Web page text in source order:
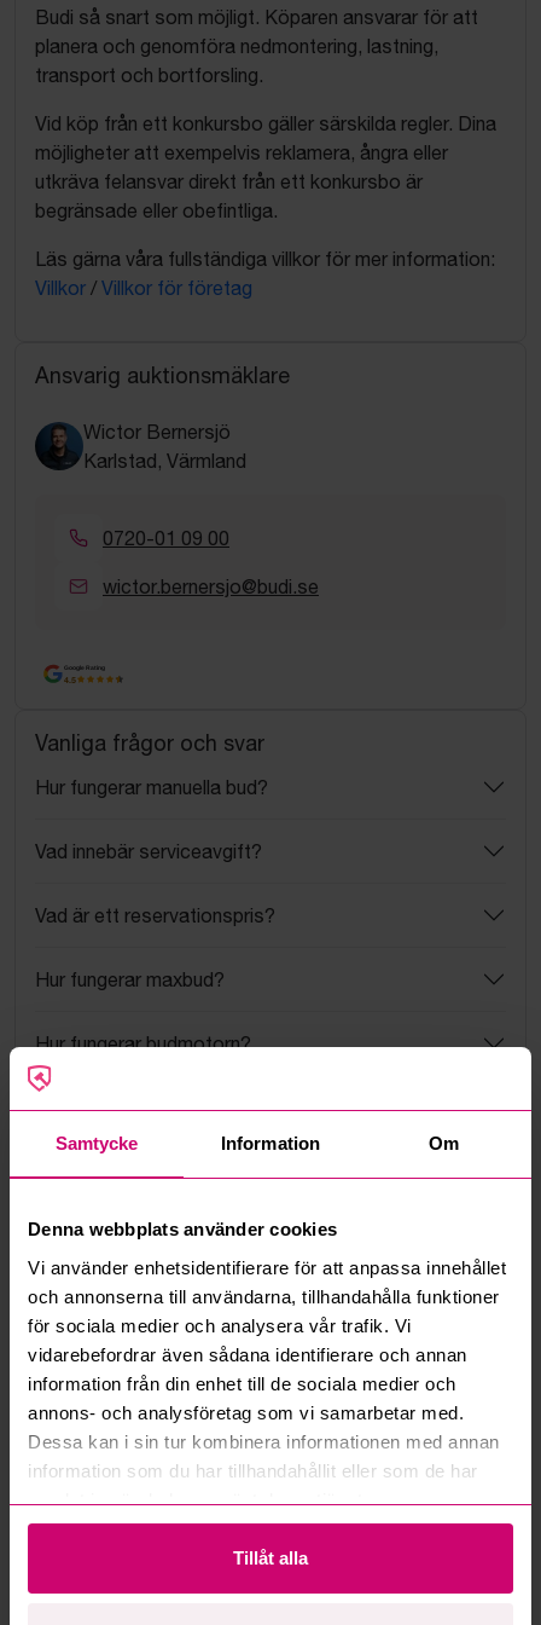
Samtycke Information Om
Denna webbplats använder cookies
Vi använder enhetsidentifierare för att anpassa innehållet
och annonserna till användarna, tillhandahålla funktioner
för sociala medier och analysera vår trafik. Vi
vidarebefordrar även sådana identifierare och annan
information från din enhet till de sociala medier och
annons- och analysföretag som vi samarbetar med.
Dessa kan i sin tur kombinera informationen med annan
information som du har tillhandahållit eller som de har
samlat in när du har använt deras tjänster.
Tillåt alla
Budi så snart som möjligt. Köparen ansvarar för att
planera och genomföra nedmontering, lastning,
transport och bortforsling.
Vid köp från ett konkursbo gäller särskilda regler. Dina
möjligheter att exempelvis reklamera, ångra eller
utkräva felansvar direkt från ett konkursbo är
begränsade eller obefintliga.
Läs gärna våra fullständiga villkor för mer information:
Villkor / Villkor för företag
Ansvarig auktionsmäklare
Wictor Bernersjö
Karlstad, Värmland
0720-01 09 00
wictor.bernersjo@budi.se
Google Rating
4.5
Vanliga frågor och svar
Hur fungerar manuella bud?
Vad innebär serviceavgift?
Vad är ett reservationspris?
Hur fungerar maxbud?
Hur fungerar budmotorn?
Kan jag ångra ett bud?
Kan ni frakta mina vunna objekt?
Läs fler frågor och svar
Mer från samma kategori
4d 20h
Parti vin & sprit
Haninge
Diverse packmaterial